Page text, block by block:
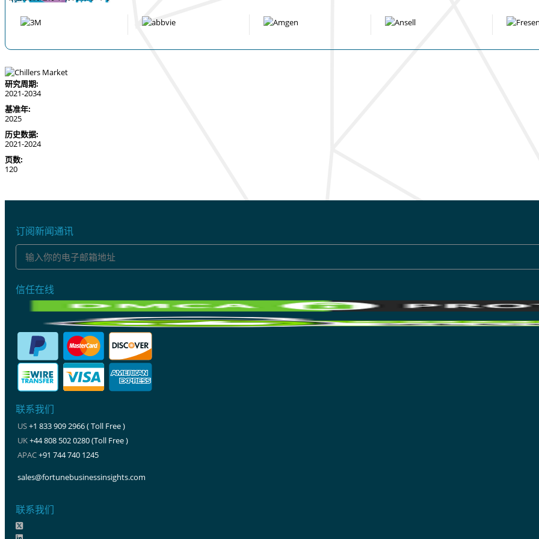
研究周期:
2021-2034
基准年:
2025
历史数据:
2021-2024
页数:
120
订阅新闻通讯
信任在线
联系我们
US+1 833 909 2966 ( Toll Free )
UK+44 808 502 0280 (Toll Free )
APAC+91 744 740 1245
sales@fortunebusinessinsights.com
联系我们